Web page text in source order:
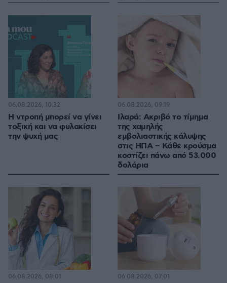
Η ντροπή μπορεί να γίνει
τοξική και να φυλακίσει
την ψυχή μας
06.08.2026, 10:32
Ιλαρά: Ακριβό το τίμημα
της χαμηλής
εμβολιαστικής κάλυψης
στις ΗΠΑ – Κάθε κρούσμα
κοστίζει πάνω από 53.000
δολάρια
06.08.2026, 09:19
06.08.2026, 08:01 06.08.2026, 07:01